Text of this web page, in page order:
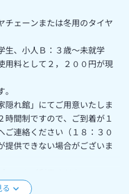
チェーンまたは冬用のタイヤ
生、小人Ｂ：３歳～未就学
用料として２，２００円が現
隠れ館」にてご用意いたしま
間制ですので、ご到着が１
ご連絡ください（１８：３０
提供できない場合がございま